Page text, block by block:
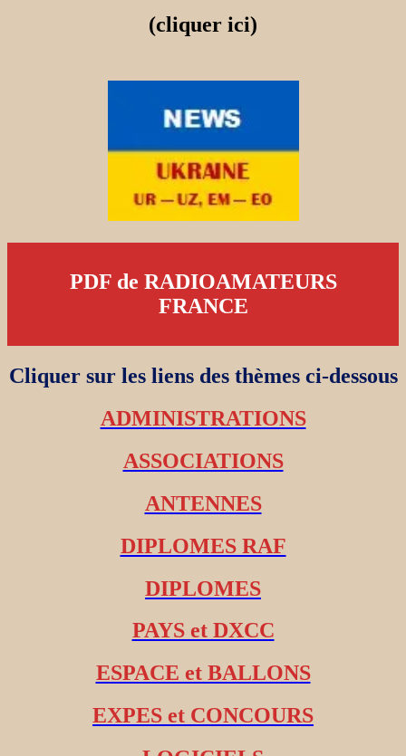
(cliquer ici)
PDF de RADIOAMATEURS
FRANCE
Cliquer sur les liens des thèmes ci-dessous
ADMINISTRATIONS
ASSOCIATIONS
ANTENNES
DIPLOMES RAF
DIPLOMES
PAYS et DXCC
ESPACE et BALLONS
EXPES et CONCOURS